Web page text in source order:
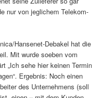
nur von jeglichem Telekom-
Hansenet-Debakel hat die
Mit wurde soeben vom
„Ich sehe hier keinen Termin
Ergebnis: Noch einen
des Unternehmens (soll